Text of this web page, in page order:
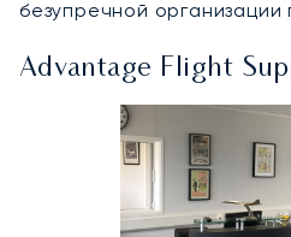
безупречной
Advantage Flight